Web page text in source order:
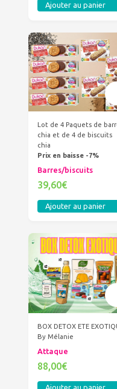
Ajouter au panier
Lot de 4 Paquets de
chia et de 4 de biscuits
chia
Prix en baisse -7%
Barres/biscuits
39,60€
Ajouter au panier
BOX DETOX ETE
By Mélanie
Attaque
88,00€
Ajouter au panier